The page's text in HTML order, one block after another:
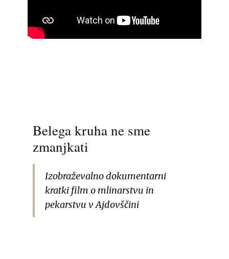
Belega kruha ne sme
zmanjkati
Izobraževalno dokumentarni
kratki film o mlinarstvu in
pekarstvu v Ajdovščini